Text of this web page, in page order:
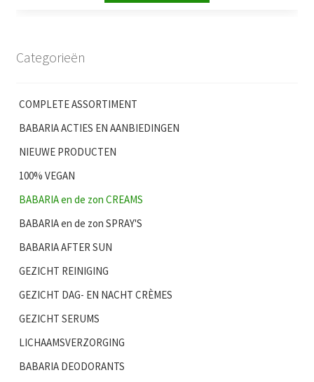
Categorieën
COMPLETE ASSORTIMENT
BABARIA ACTIES EN AANBIEDINGEN
NIEUWE PRODUCTEN
100% VEGAN
BABARIA en de zon CREAMS
BABARIA en de zon SPRAY'S
BABARIA AFTER SUN
GEZICHT REINIGING
GEZICHT DAG- EN NACHT CRÈMES
GEZICHT SERUMS
LICHAAMSVERZORGING
BABARIA DEODORANTS